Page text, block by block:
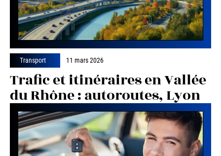
Transport 11 mars 2026
Trafic et itinéraires en Vallée
du Rhône : autoroutes, Lyon